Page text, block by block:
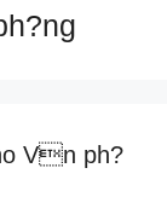
Vn ph?